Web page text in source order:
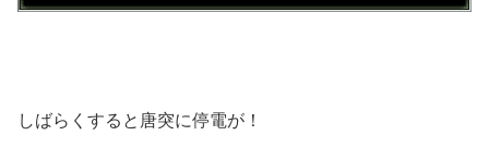
しばらくすると唐突に停電が！